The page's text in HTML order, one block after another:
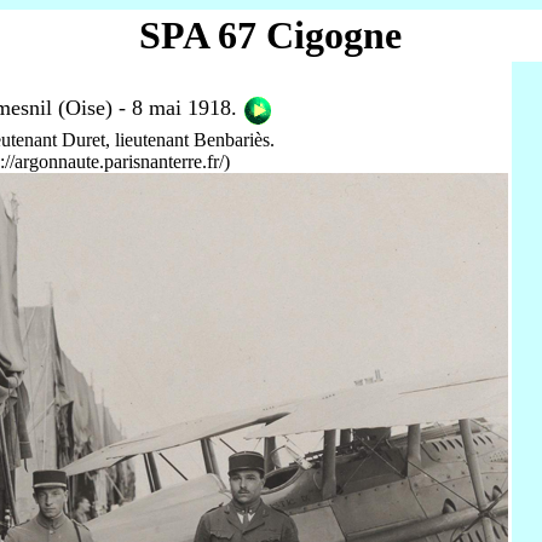
SPA 67 Cigogne
(Oise) - 8 mai 1918.
Duret, lieutenant Benbariès.
argonnaute.parisnanterre.fr/)